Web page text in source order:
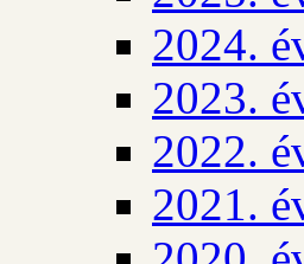
2024.
2023.
2022.
2021.